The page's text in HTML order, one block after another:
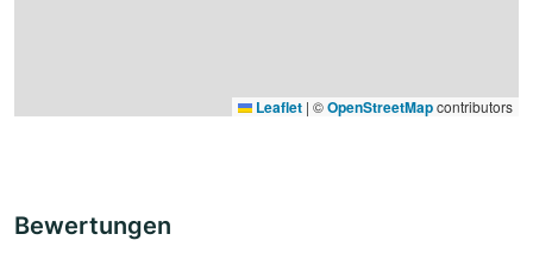
Leaflet | ©OpenStreetMapcontributors
Bewertungen